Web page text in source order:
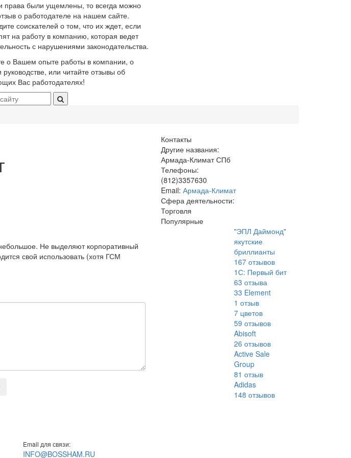
права были ущемлены, то всегда можно
о работодателе на нашем сайте.
соискателей о том, что их ждет, если
на работу в компанию, которая ведет
с нарушениями законодательства.
о Вашем опыте работы в компании, о
руководстве, или читайте отзывы об
Вас работодателях!
Не выделяют корпоративный
свой использовать (хотя ГСМ
Контакты
Другие названия:
Армада-Климат СПб
Телефоны:
(812)3357630
Email: Армада-Климат
Сфера деятельности:
Торговля
Популярные
"ЭПЛ Даймонд"
якутские
бриллианты
167отзывов
1С: Первый бит
63 отзыва
33 Element
1 отзыв
7 цветов
59 отзывов
Abisoft
26 отзывов
Active Sale
Group
81 отзыв
Adidas
148 отзывов
Email для связи:
INFO@BOSSHAM.RU